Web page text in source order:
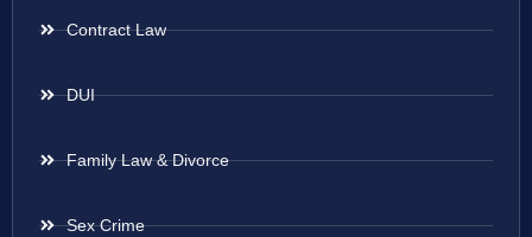
Contract Law
DUI
Family Law & Divorce
Sex Crime